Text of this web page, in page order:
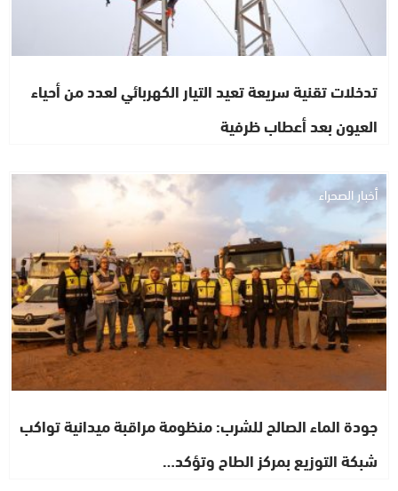
تدخلات تقنية سريعة تعيد التيار الكهربائي لعدد من أحياء
العيون بعد أعطاب ظرفية
أخبار الصحراء
جودة الماء الصالح للشرب: منظومة مراقبة ميدانية تواكب
شبكة التوزيع بمركز الطاح وتؤكد…